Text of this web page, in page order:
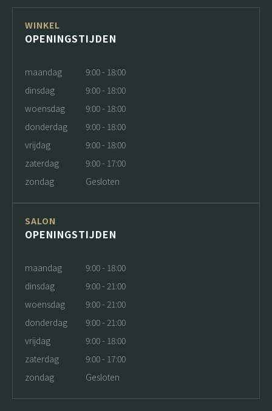
WINKEL
OPENINGSTIJDEN
maandag
9:00 - 18:00
dinsdag
9:00 - 18:00
woensdag
9:00 - 18:00
donderdag
9:00 - 18:00
vrijdag
9:00 - 18:00
zaterdag
9:00 - 17:00
zondag
Gesloten
SALON
OPENINGSTIJDEN
maandag
9:00 - 18:00
dinsdag
9:00 - 21:00
woensdag
9:00 - 21:00
donderdag
9:00 - 21:00
vrijdag
9:00 - 18:00
zaterdag
9:00 - 17:00
zondag
Gesloten